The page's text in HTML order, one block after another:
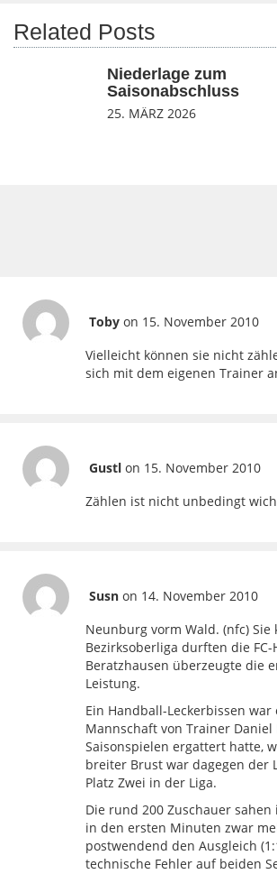
Related Posts
Niederlage zum
Saisonabschluss
25. MÄRZ 2026
Toby on 15. November 2010
Vielleicht können sie nicht
sich mit dem eigenen Trainer
Gustl on 15. November 2010
Zählen ist nicht unbedingt
Susn on 14. November 2010
Neunburg vorm Wald. (nfc)
Bezirksoberliga durften die
Beratzhausen überzeugte die
Leistung.
Ein Handball-Leckerbissen
Mannschaft von Trainer
Saisonspielen ergattert hatte,
breiter Brust war dagegen der
Platz Zwei in der Liga.
Die rund 200 Zuschauer
in den ersten Minuten zwar
postwendend den Ausgleich
technische Fehler auf beiden